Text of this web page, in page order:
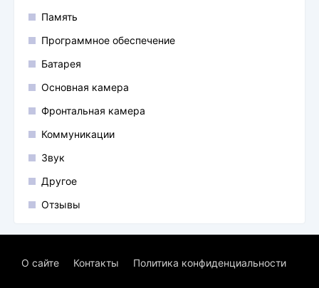
Память
Программное обеспечение
Батарея
Основная камера
Фронтальная камера
Коммуникации
Звук
Другое
Отзывы
О сайте Контакты Политика конфиденциальности